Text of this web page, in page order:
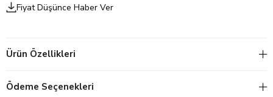
Fiyat Düşünce Haber Ver
Ürün Özellikleri
Ödeme Seçenekleri